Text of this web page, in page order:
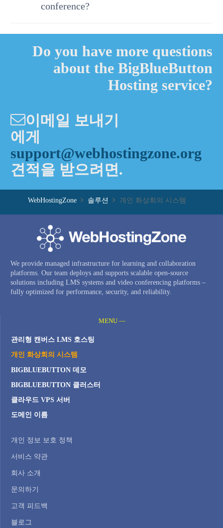
conference?
Do you have more questions
about the BigBlueButton
Hosting service?
이메일 보내기
에게
support@webhostingzone.org
견적을 받으려면.
WebHostingZone 솔루션 개인 화상회의 시스템
We provide managed infrastructure for learning and collaboration
platforms. Our team deploys and supports scalable open-source
solutions including LMS systems and video conferencing platforms –
fully optimized for performance, security, and reliability.
MENU —
관리형 캔버스 LMS 호스팅
개인 화상회의 시스템
BIGBLUEBUTTON 데모
BIGBLUEBUTTON 클러스터
클라우드 VPS 서버
도메인 이름
개인 정보 보호 정책
서비스 약관
회사 소개
문의하기
고객 피드백
블로그